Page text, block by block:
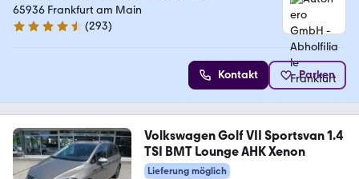
65936 Frankfurt am Main
4.6 Sterne
(293)
Kontakt Parken
Volkswagen Golf VII Sportsvan 1.4
TSI BMT Lounge AHK Xenon
Lieferung möglich